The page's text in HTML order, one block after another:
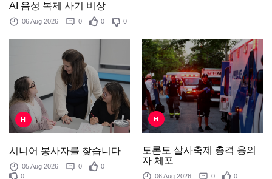
AI 음성 복제 사기 비상
06 Aug 2026 0 0 0
H
시니어 봉사자를 찾습니다
05 Aug 2026 0
0
0
H
토론토 살사축제 총격 용의
자 체포
06 Aug 2026 0
0